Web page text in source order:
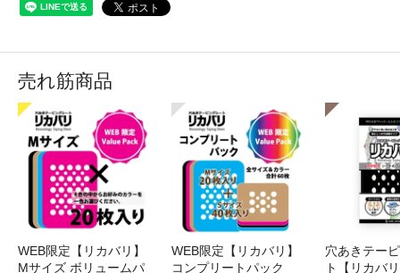
売れ筋商品
WEB限定【リカバリ】
Мサイズ ボリュームパ
WEB限定【リカバリ】
コンプリートパック
穴あきテー
ト【リカバ